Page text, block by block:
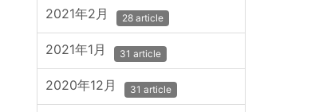
2021年2月 28 article
2021年1月 31 article
2020年12月 31 article